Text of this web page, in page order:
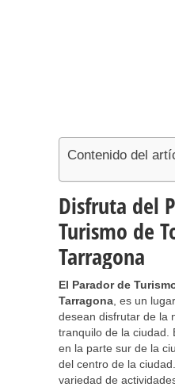
Contenido del
Disfruta del
Turismo de
Tarragona
El Parador de
Tarragona , es un
desean disfrutar de la
tranquilo de la ciudad.
en la parte sur de la
del centro de la
variedad de